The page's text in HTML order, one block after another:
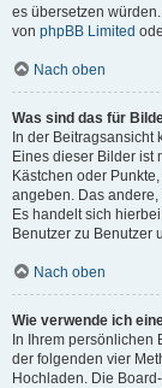
es übersetzen
von phpBB Limited
Nach oben
Was sind das für
In der
Eines dieser Bilder ist
Kästchen oder
angeben. Das andere,
Es handelt sich
Benutzer zu Benutzer
Nach oben
Wie verwende ich
In Ihrem persönlichen
der folgenden vier
Hochladen. Die